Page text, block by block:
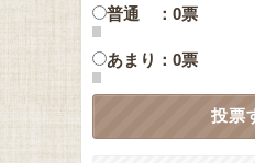
普通 ：0票
あまり：0票